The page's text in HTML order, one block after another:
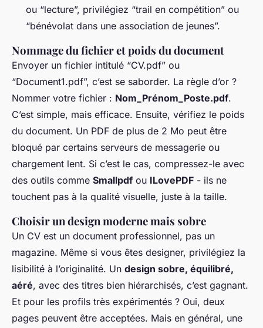
ou “lecture”, privilégiez “trail en compétition” ou
“bénévolat dans une association de jeunes”.
Nommage du fichier et poids du document
Envoyer un fichier intitulé “CV.pdf” ou
“Document1.pdf”, c’est se saborder. La règle d’or ?
Nommer votre fichier : Nom_Prénom_Poste.pdf.
C’est simple, mais efficace. Ensuite, vérifiez le poids
du document. Un PDF de plus de 2 Mo peut être
bloqué par certains serveurs de messagerie ou
chargement lent. Si c’est le cas, compressez-le avec
des outils comme Smallpdfou ILovePDF - ils ne
touchent pas à la qualité visuelle, juste à la taille.
Choisir un design moderne mais sobre
Un CV est un document professionnel, pas un
magazine. Même si vous êtes designer, privilégiez la
lisibilité à l’originalité. Un design sobre, équilibré,
aéré, avec des titres bien hiérarchisés, c’est gagnant.
Et pour les profils très expérimentés ? Oui, deux
pages peuvent être acceptées. Mais en général, une